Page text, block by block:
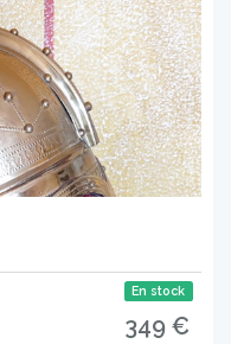
En stock
349 €